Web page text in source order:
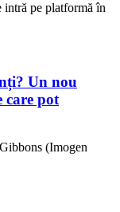
intră pe platformă în
Un nou
care pot
(Imogen